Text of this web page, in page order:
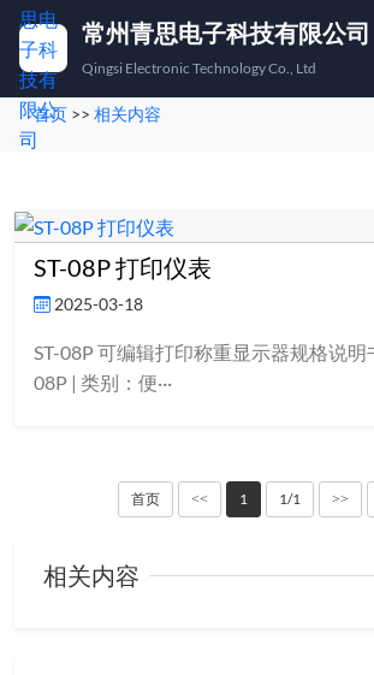
常州青思电子科技有限公司
Qingsi Electronic Technology Co., Ltd
首页
称重方案
下载中心
关于我们
🇬🇧 EN
首页 >> 相关内容
ST-08P 打印仪表
2025-03-18
ST-08P 可编辑打印称重显示器规格说明
08P | 类别：便···
首页 << 1 1/1 >>
相关内容